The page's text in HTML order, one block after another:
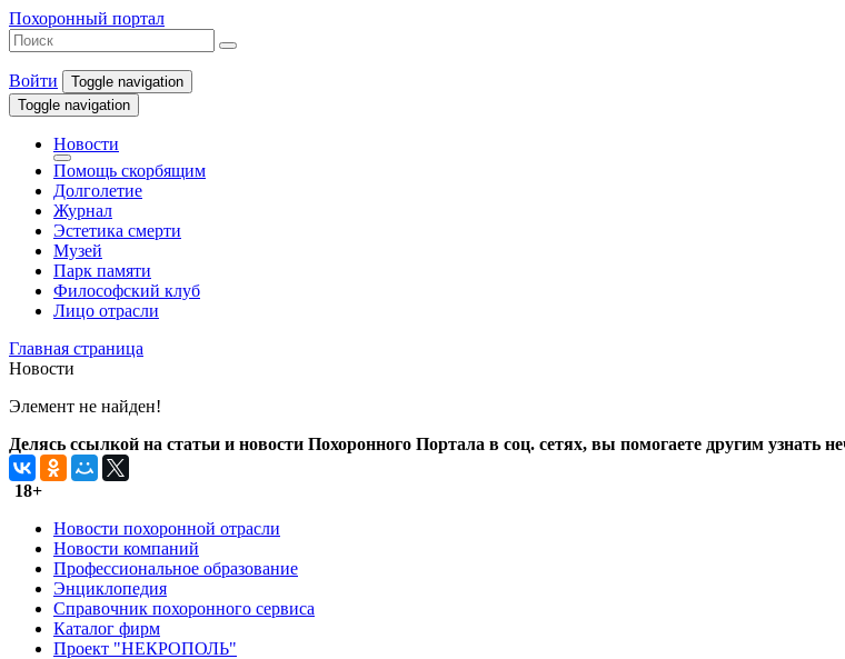
Похоронный портал
Войти
Toggle navigation
Toggle navigation
Новости
Помощь скорбящим
Долголетие
Журнал
Эстетика смерти
Музей
Парк памяти
Философский клуб
Лицо отрасли
Главная страница
Новости
Элемент не найден!
Делясь ссылкой на статьи и новости Похоронного Портала в соц. сетях, вы помогаете другим узнать
18+
Новости похоронной отрасли
Новости компаний
Профессиональное образование
Энциклопедия
Справочник похоронного сервиса
Каталог фирм
Проект "НЕКРОПОЛЬ"